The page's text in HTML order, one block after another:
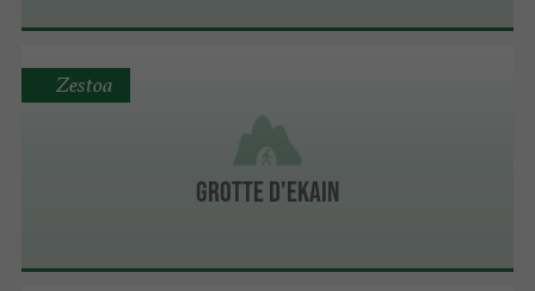
Grotte d'Ekain
Zestoa